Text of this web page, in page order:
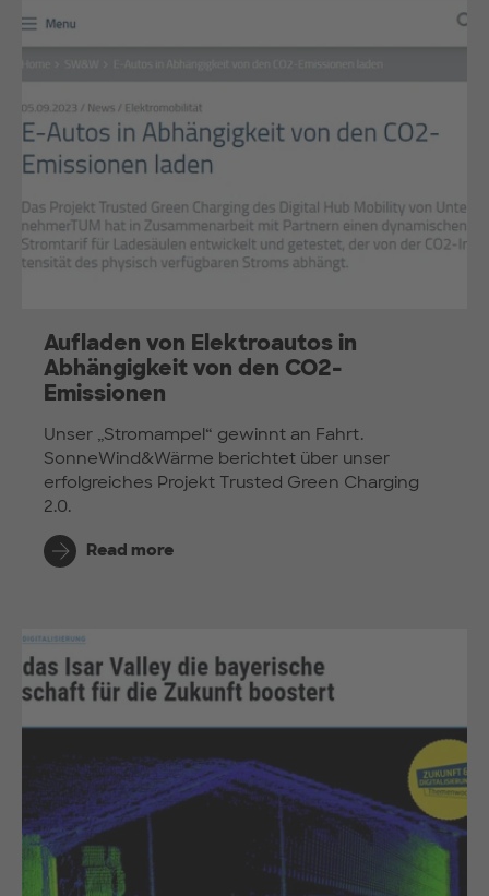
Aufladen von Elektroautos in
Abhängigkeit von den CO2-
Emissionen
Unser „Stromampel“ gewinnt an Fahrt.
SonneWind&Wärme berichtet über unser
erfolgreiches Projekt Trusted Green Charging
2.0.
Read more